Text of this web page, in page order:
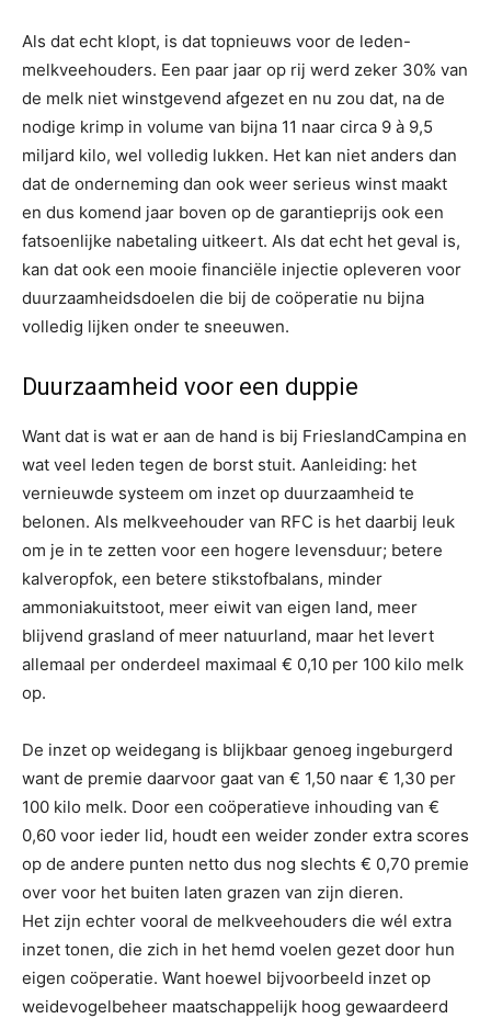
Als dat echt klopt, is dat topnieuws voor de leden-
melkveehouders. Een paar jaar op rij werd zeker 30% van
de melk niet winstgevend afgezet en nu zou dat, na de
nodige krimp in volume van bijna 11 naar circa 9 à 9,5
miljard kilo, wel volledig lukken. Het kan niet anders dan
dat de onderneming dan ook weer serieus winst maakt
en dus komend jaar boven op de garantieprijs ook een
fatsoenlijke nabetaling uitkeert. Als dat echt het geval is,
kan dat ook een mooie financiële injectie opleveren voor
duurzaamheidsdoelen die bij de coöperatie nu bijna
volledig lijken onder te sneeuwen.
Duurzaamheid voor een duppie
Want dat is wat er aan de hand is bij FrieslandCampina en
wat veel leden tegen de borst stuit. Aanleiding: het
vernieuwde systeem om inzet op duurzaamheid te
belonen. Als melkveehouder van RFC is het daarbij leuk
om je in te zetten voor een hogere levensduur; betere
kalveropfok, een betere stikstofbalans, minder
ammoniakuitstoot, meer eiwit van eigen land, meer
blijvend grasland of meer natuurland, maar het levert
allemaal per onderdeel maximaal € 0,10 per 100 kilo melk
op.
De inzet op weidegang is blijkbaar genoeg ingeburgerd
want de premie daarvoor gaat van € 1,50 naar € 1,30 per
100 kilo melk. Door een coöperatieve inhouding van €
0,60 voor ieder lid, houdt een weider zonder extra scores
op de andere punten netto dus nog slechts € 0,70 premie
over voor het buiten laten grazen van zijn dieren.
Het zijn echter vooral de melkveehouders die wél extra
inzet tonen, die zich in het hemd voelen gezet door hun
eigen coöperatie. Want hoewel bijvoorbeeld inzet op
weidevogelbeheer maatschappelijk hoog gewaardeerd